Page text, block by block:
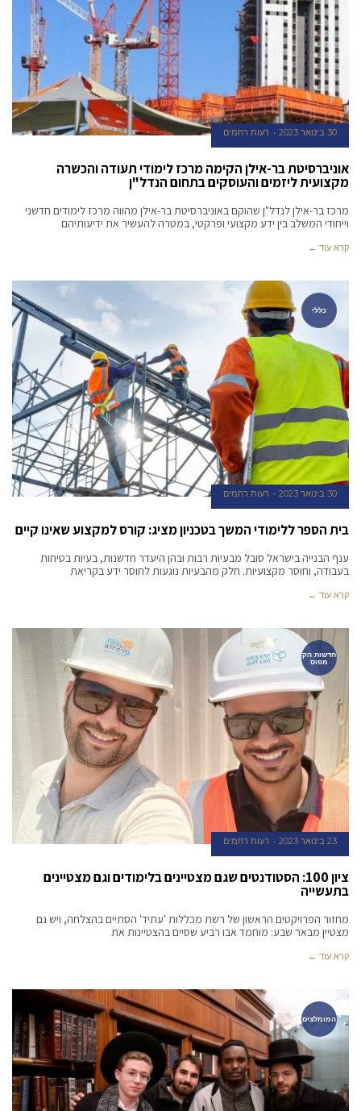
30 בינואר 2023 רעות רחמים
אוניברסיטת בר-אילן הקימה מרכז לימודי תעודה והכשרה
מקצועית ליזמים והעוסקים בתחום הנדל"ן
מרכז בר-אילן לנדל"ן שהוקם באוניברסיטת בר-אילן מהווה מרכז לימודים חדשני
וייחודי המשלב בין ידע מקצועי ופרקטי, במטרה להעשיר את ידיעותיהם
קרא עוד ←
כללי
30 בינואר 2023 רעות רחמים
בית הספר ללימודי המשך בטכניון מציג: קורס למקצוע שאינו קיים
ענף הבנייה בישראל סובל מבעיות רבות ובהן היעדר חדשנות, בעיות בטיחות
בעבודה, וחוסר מקצועיות. חלק מהבעיות נוגעות לחוסר ידע בקריאת
קרא עוד ←
חדשות הק
מפוס
23 בינואר 2023 רעות רחמים
ציון 100: הסטודנטים שגם מצטיינים בלימודים וגם מצטיינים
בתעשייה
מחזור הפרויקטים הראשון של רשת מכללות 'עתיד' הסתיים בהצלחה, ויש גם
מצטיין מבאר שבע: מוחמד אבו רביע שסיים בהצטיינות את
קרא עוד ←
המומלצים